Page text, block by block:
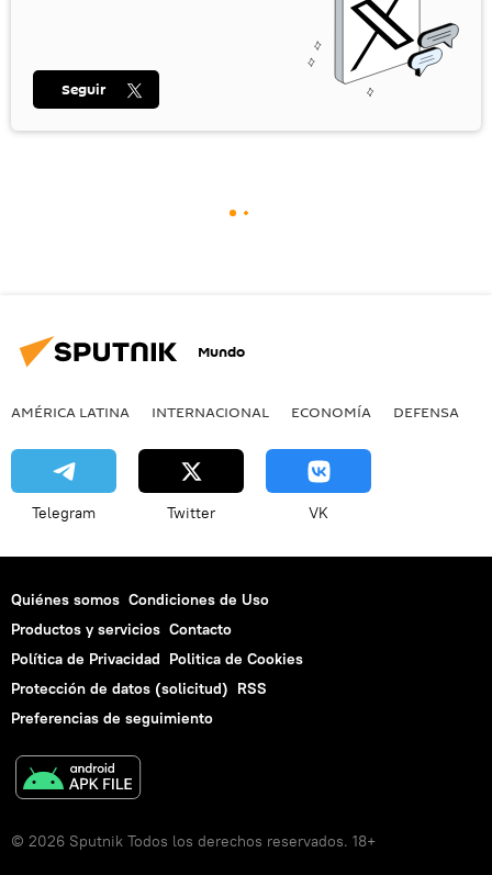
Seguir
Mundo
AMÉRICA LATINA INTERNACIONAL ECONOMÍA DEFENSA
Telegram Twitter VK
Quiénes somos Condiciones de Uso
Productos y servicios Contacto
Política de Privacidad Politica de Cookies
Protección de datos (solicitud) RSS
Preferencias de seguimiento
© 2026 Sputnik Todos los derechos reservados. 18+